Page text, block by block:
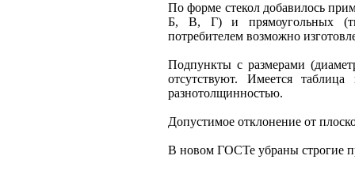
По форме стекол добавилось
Б, В, Г) и прямоугольных
потребителем возможно
Подпункты с размерами
отсутствуют. Имеется
разнотолщинностью.
Допустимое отклонение от
В новом ГОСТе убраны строгие